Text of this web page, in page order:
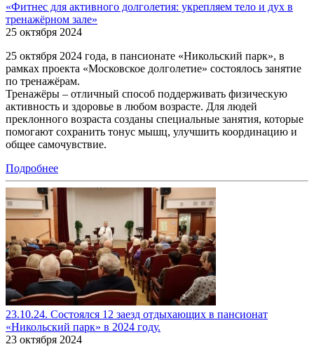
«Фитнес для активного долголетия: укрепляем тело и дух в
тренажёрном зале»
25 октября 2024
25 октября 2024 года, в пансионате «Никольский парк», в
рамках проекта «Московское долголетие» состоялось занятие
по тренажёрам.
Тренажёры – отличный способ поддерживать физическую
активность и здоровье в любом возрасте. Для людей
преклонного возраста созданы специальные занятия, которые
помогают сохранить тонус мышц, улучшить координацию и
общее самочувствие.
Подробнее
23.10.24. Состоялся 12 заезд отдыхающих в пансионат
«Никольский парк» в 2024 году.
23 октября 2024